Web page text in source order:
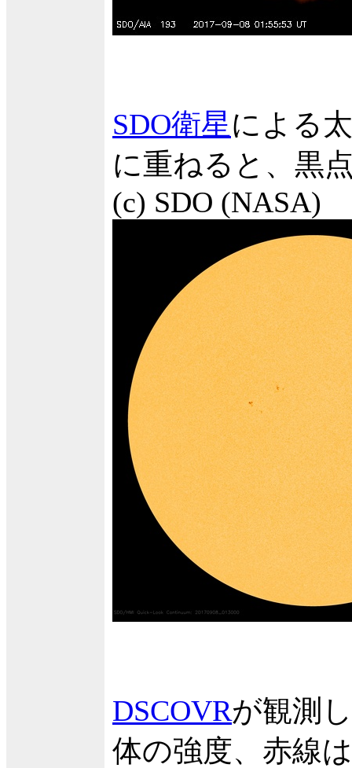
SDO衛星による
に重ねると、黒
(c) SDO (NASA)
DSCOVRが観測
体の強度、赤線